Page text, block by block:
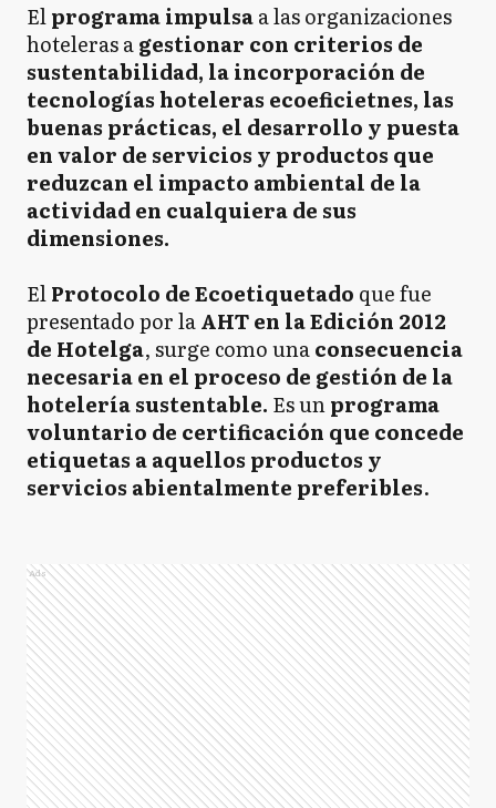
Elprograma impulsaa las organizaciones
hoteleras agestionar con criterios de
sustentabilidad, la incorporación de
tecnologías hoteleras ecoeficietnes, las
buenas prácticas, el desarrollo y puesta
en valor de servicios y productos que
reduzcan el impacto ambiental de la
actividad en cualquiera de sus
dimensiones.
ElProtocolo de Ecoetiquetado que fue
presentado por laAHT en la Edición 2012
de Hotelga, surge como unaconsecuencia
necesaria en el proceso de gestión de la
hotelería sustentable. Es unprograma
voluntario de certificación que concede
etiquetas a aquellos productos y
servicios abientalmente preferibles.
Ads